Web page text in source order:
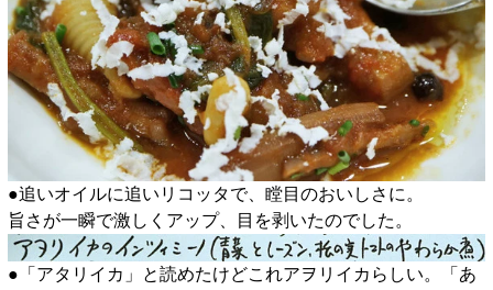
●追いオイルに追いリコッタで、瞠目のおいしさに。
旨さが一瞬で激しくアップ、目を剥いたのでした。
●「アタリイカ」と読めたけどこれアヲリイカらしい。「あ